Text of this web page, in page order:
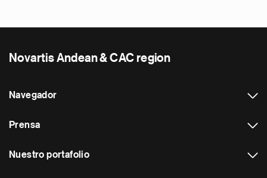
Novartis Andean & CAC region
Navegador
Prensa
Nuestro portafolio